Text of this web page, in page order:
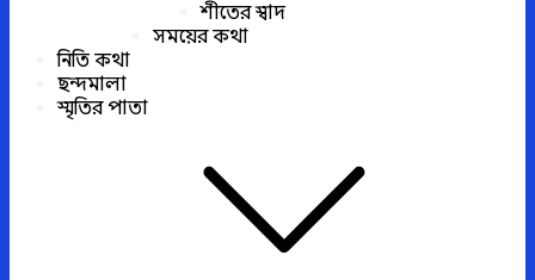
শীতের স্বাদ
সময়ের কথা
নিতি কথা
ছন্দমালা
স্মৃতির পাতা